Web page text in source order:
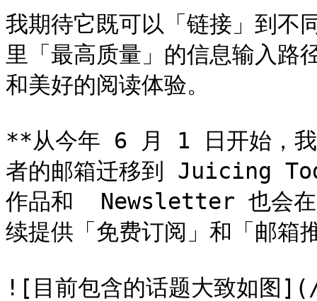
我期待它既可以「链接」到不
里「最高质量」的信息输入路
和美好的阅读体验。
**从今年 6 月 1 日开始，
者的邮箱迁移到 Juicing
作品和  Newsletter 也会
续提供「免费订阅」和「邮箱
![目前包含的话题大致如